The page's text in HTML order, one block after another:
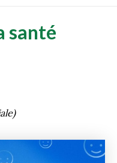
santé